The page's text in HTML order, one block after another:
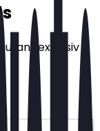
exklusiv